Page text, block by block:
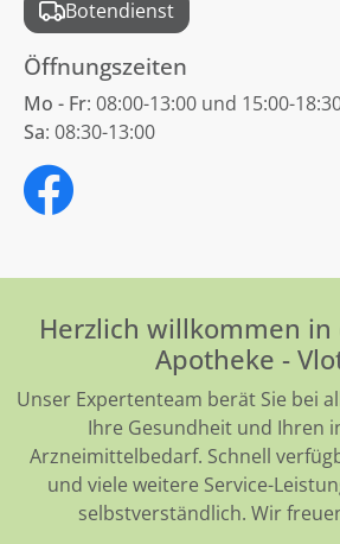
Botendienst
Öffnungszeiten
Mo - Fr: 08:00-13:00 und 15:00-
Sa: 08:30-13:00
Herzlich willkommen
Apotheke -
Unser Expertenteam berät Sie bei
Ihre Gesundheit und Ihren
Arzneimittelbedarf. Schnell
und viele weitere Service-
selbstverständlich. Wir